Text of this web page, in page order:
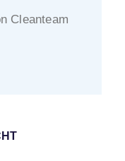
Cleanteam